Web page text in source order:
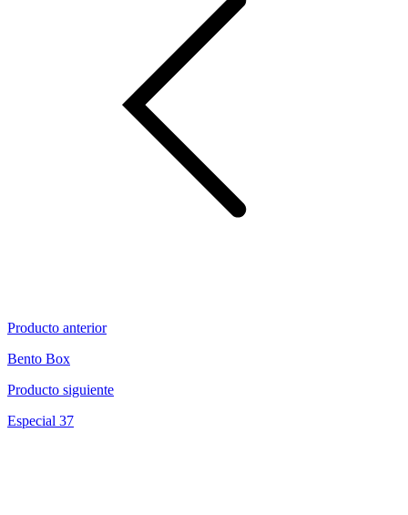
Producto anterior
Bento Box
Producto siguiente
Especial 37